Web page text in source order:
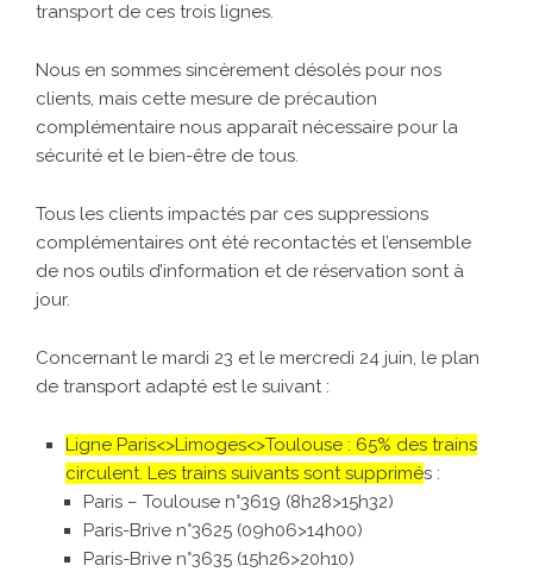
transport de ces trois lignes.
Nous en sommes sincèrement désolés pour nos
clients, mais cette mesure de précaution
complémentaire nous apparaît nécessaire pour la
sécurité et le bien-être de tous.
Tous les clients impactés par ces suppressions
complémentaires ont été recontactés et l’ensemble
de nos outils d’information et de réservation sont à
jour.
Concernant le mardi 23 et le mercredi 24 juin, le plan
de transport adapté est le suivant :
Ligne Paris<>Limoges<>Toulouse : 65% des trains
circulent. Les trains suivants sont supprimés :
Paris – Toulouse n°3619 (8h28>15h32)
Paris-Brive n°3625 (09h06>14h00)
Paris-Brive n°3635 (15h26>20h10)